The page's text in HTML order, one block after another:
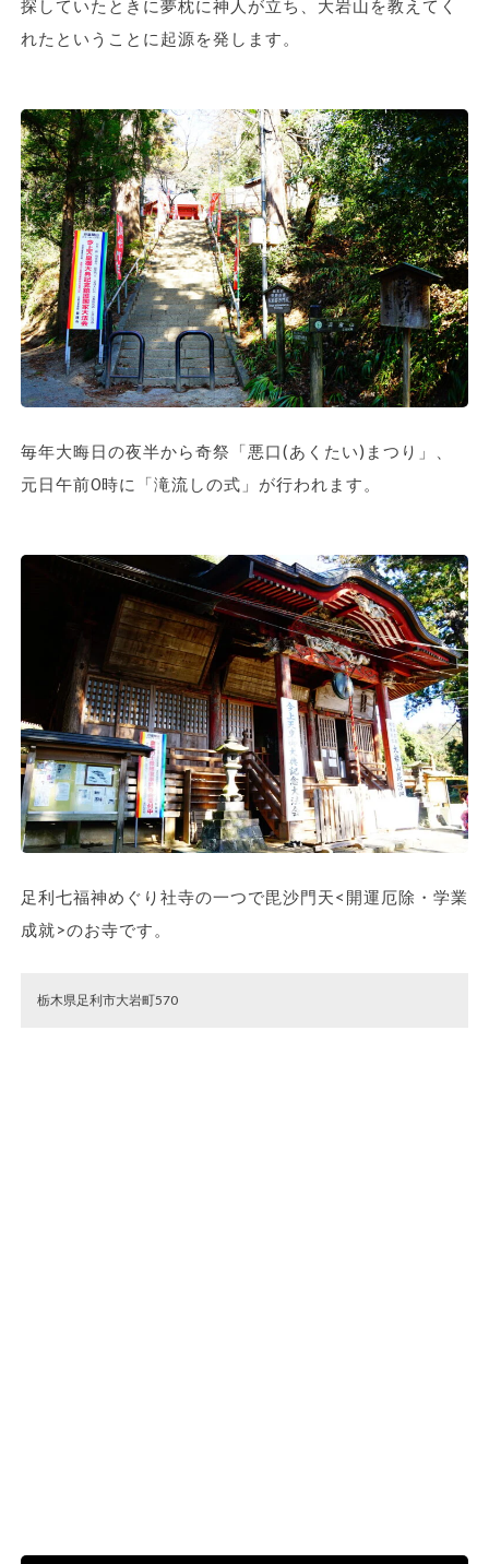
探していたときに夢枕に神人が立ち、大岩山を教えてく
れたということに起源を発します。
毎年大晦日の夜半から奇祭「悪口(あくたい)まつり」、
元日午前0時に「滝流しの式」が行われます。
足利七福神めぐり社寺の一つで毘沙門天<開運厄除・学業
成就>のお寺です。
栃木県足利市大岩町570